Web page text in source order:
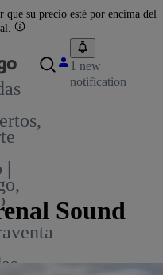
que su precio esté por encima del
|
1 new
notification
Sound